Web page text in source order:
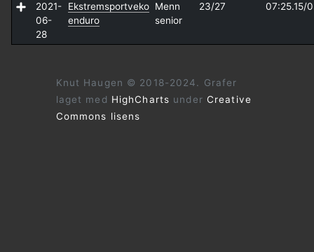
2021-
06-
28
Ekstremsportveko
enduro
Menn
senior
23/27 07:25.15/
Knut Haugen © 2018-2024. Grafer
laget med HighCharts under Creative
Commons lisens